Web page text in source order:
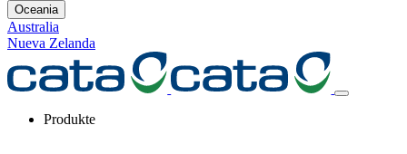
Oceania
Australia
Nueva Zelanda
Produkte